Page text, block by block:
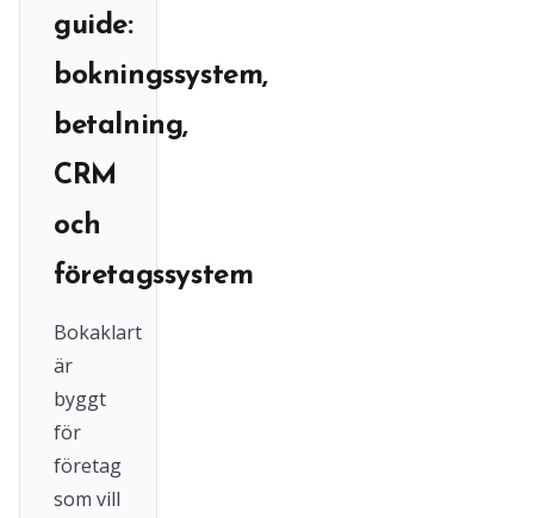
guide:
bokningssystem,
betalning,
CRM
och
företagssystem
Bokaklart
är
byggt
för
företag
som vill